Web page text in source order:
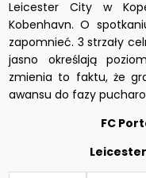
Leicester City w
Kobenhavn. O
zapomnieć. 3 strzały
jasno określają
zmienia to faktu, że
awansu do fazy
FC